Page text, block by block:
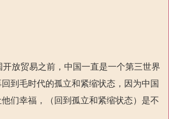
开放贸易之前，中国一直是一个第三世界
到毛时代的孤立和紧缩状态，因为中国
们幸福，（回到孤立和紧缩状态）是不